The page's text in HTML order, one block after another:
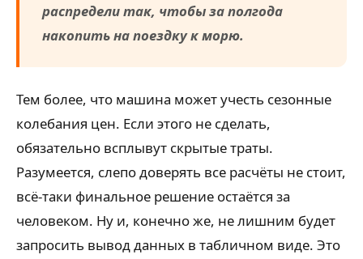
распредели так, чтобы за полгода
накопить на поездку к морю.
Тем более, что машина может учесть сезонные
колебания цен. Если этого не сделать,
обязательно всплывут скрытые траты.
Разумеется, слепо доверять все расчёты не стоит,
всё-таки финальное решение остаётся за
человеком. Ну и, конечно же, не лишним будет
запросить вывод данных в табличном виде. Это